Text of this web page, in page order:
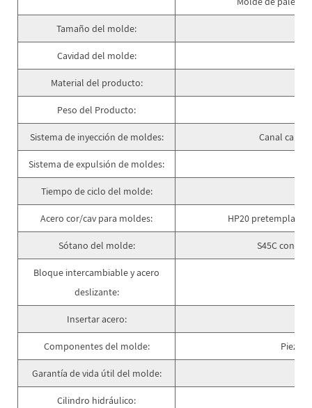
Tamaño del molde:
Cavidad del molde:
Material del producto:
Peso del Producto:
Sistema de inyección de moldes: Canal
Sistema de expulsión de moldes:
Tiempo de ciclo del molde:
Acero cor/cav para moldes: HP20 pretemplado
Sótano del molde: S45C con
Bloque intercambiable y acero
deslizante:
Insertar acero:
Componentes del molde: Piezas
Garantía de vida útil del molde:
Cilindro hidráulico: